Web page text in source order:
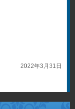
2022年3月31日